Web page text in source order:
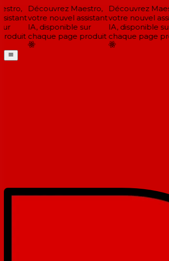
Découvrez Maestro,
votre nouvel assistant
IA, disponible sur
chaque page produit
Découvrez
votre nouvel
IA, disponible sur
chaque page